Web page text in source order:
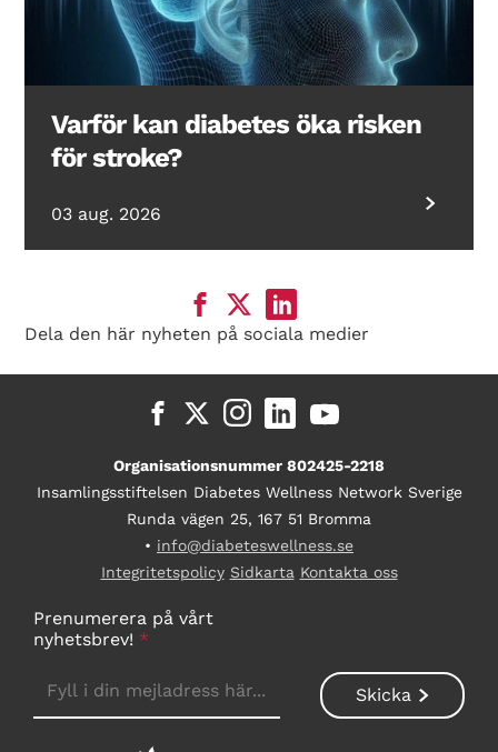
Varför kan diabetes öka risken
för stroke?
03 aug. 2026
Dela den här nyheten på sociala medier
Organisationsnummer 802425-2218
Insamlingsstiftelsen Diabetes Wellness Network Sverige
Runda vägen 25, 167 51 Bromma
• info@diabeteswellness.se
Integritetspolicy Sidkarta Kontakta oss
Prenumerera på vårt
nyhetsbrev! *